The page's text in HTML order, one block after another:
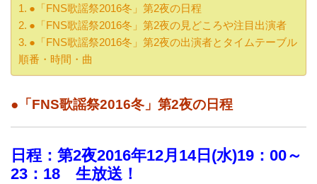
●「FNS歌謡祭2016冬」第2夜の日程
●「FNS歌謡祭2016冬」第2夜の見どころや注目出演者
●「FNS歌謡祭2016冬」第2夜の出演者とタイムテーブル
順番・時間・曲
●「FNS歌謡祭2016冬」第2夜の日程
日程：第2夜2016年12月14日(水)19：00～
23：18 生放送！